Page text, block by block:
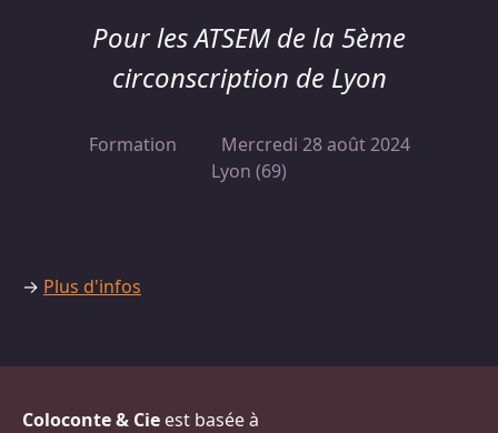
Pour les ATSEM de la 5ème
circonscription de Lyon
Formation
Mercredi 28 août 2024
Lyon (69)
→ Plus d'infos
Coloconte & Cie est basée à